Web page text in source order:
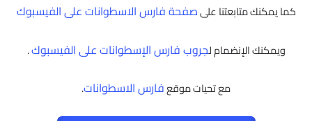
كما يمكنك متابعتنا علىصفحة فارس الاسطوانات على الفيسبوك
ويمكنك الإنضمام لجروب فارس الإسطوانات على الفيسبوك.
مع تحيات موقعفارس الاسطوانات.